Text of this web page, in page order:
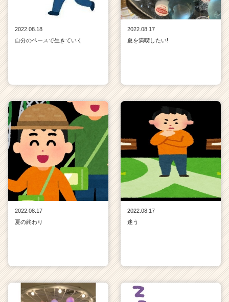
2022.08.18
自分のペースで生きていく
2022.08.17
夏を満喫したい!
2022.08.17
夏の終わり
2022.08.17
迷う